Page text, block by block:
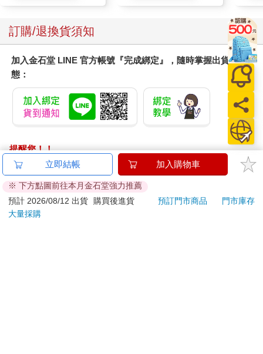
訂購/退換貨須知
加入金石堂 LINE 官方帳號『完成綁定』，隨時掌握出貨動
態：
提醒您！！
金石堂及銀行均不會請您操作ATM! 如接獲電話要求您前往
ATM提款機，請不要聽從指示，以免受騙上當！
退換貨須知：
**提醒您，鑑賞期不等於試用期，退回商品須為全新狀態**
立即結帳 加入購物車
※ 下方點圖前往本月金石堂強力推薦
預計 2026/08/12 出貨
購買後進貨 預訂門市商品
門市庫存
大量採購